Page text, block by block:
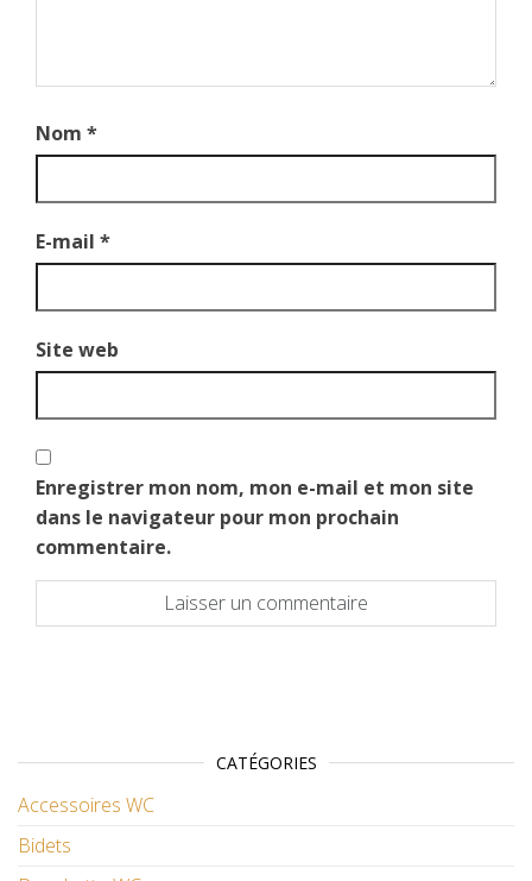
Nom *
E-mail *
Site web
Enregistrer mon nom, mon e-mail et mon site
dans le navigateur pour mon prochain
commentaire.
CATÉGORIES
Accessoires WC
Bidets